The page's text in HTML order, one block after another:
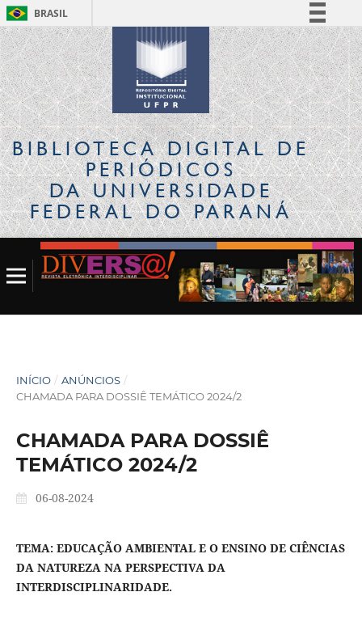
BRASIL
Simplifique!
Comunica BR
Participe
Acesso à informação
Legislação
Canais
BIBLIOTECA DIGITALDE
PERIÓDICOS
DA UNIVERSIDADE
FEDERAL DO PARANÁ
INÍCIO / ANÚNCIOS /
CHAMADA PARA DOSSIÊ TEMÁTICO 2024/2
CHAMADA PARA DOSSIÊ
TEMÁTICO 2024/2
06-08-2024
TEMA: EDUCAÇÃO AMBIENTAL E O ENSINO DE CIÊNCIAS
DA NATUREZA NA PERSPECTIVA DA
INTERDISCIPLINARIDADE.